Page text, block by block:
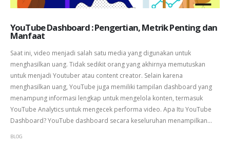
YouTube Dashboard : Pengertian, Metrik Penting dan
Manfaat
Saat ini, video menjadi salah satu media yang digunakan untuk
menghasilkan uang. Tidak sedikit orang yang akhirnya memutuskan
untuk menjadi Youtuber atau content creator. Selain karena
menghasilkan uang, YouTube juga memiliki tampilan dashboard yang
menampung informasi lengkap untuk mengelola konten, termasuk
YouTube Analytics untuk mengecek performa video. Apa Itu YouTube
Dashboard? YouTube dashboard secara keseluruhan menampilkan...
BLOG